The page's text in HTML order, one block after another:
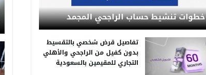
خطوات تنشيط حساب الراجحي المجمد
تفاصيل قرض شخصي بالتقسيط
بدون كفيل من الراجحي والأهلي
التجاري للمقيمين بالسعودية